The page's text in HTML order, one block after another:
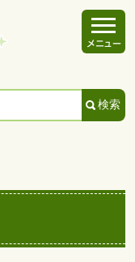
検索
メニュー